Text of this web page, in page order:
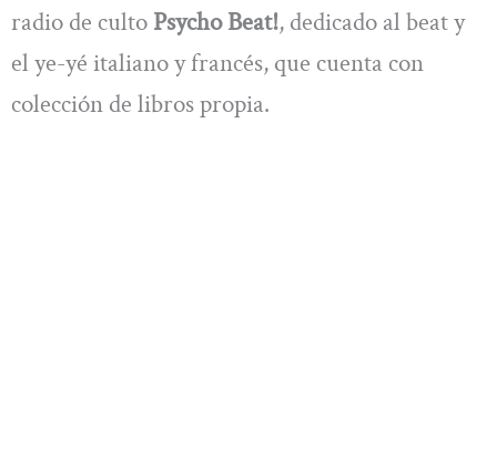
radio de culto Psycho Beat!, dedicado al beat y
el ye-yé italiano y francés, que cuenta con
colección de libros propia.